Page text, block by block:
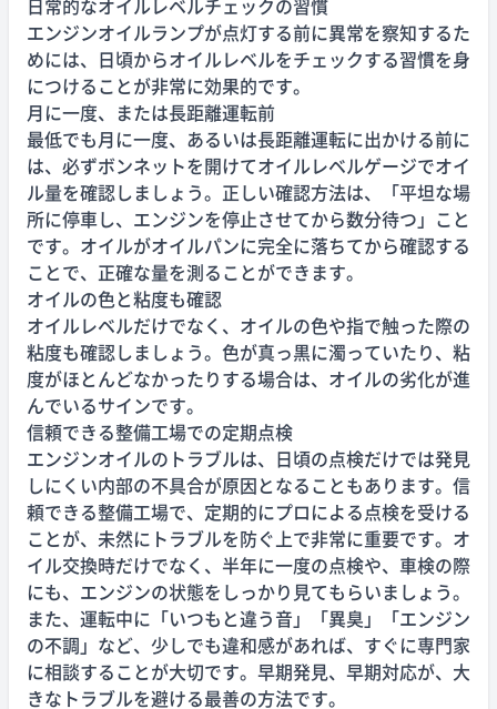
エンジンオイルランプが点灯する前に異常を察知するた
めには、日頃からオイルレベルをチェックする習慣を身
につけることが非常に効果的です。
月に一度、または長距離運転前
最低でも月に一度、あるいは長距離運転に出かける前に
は、必ずボンネットを開けてオイルレベルゲージでオイ
ル量を確認しましょう。正しい確認方法は、「平坦な場
所に停車し、エンジンを停止させてから数分待つ」こと
です。オイルがオイルパンに完全に落ちてから確認する
ことで、正確な量を測ることができます。
オイルの色と粘度も確認
オイルレベルだけでなく、オイルの色や指で触った際の
粘度も確認しましょう。色が真っ黒に濁っていたり、粘
度がほとんどなかったりする場合は、オイルの劣化が進
んでいるサインです。
信頼できる整備工場での定期点検
エンジンオイルのトラブルは、日頃の点検だけでは発見
しにくい内部の不具合が原因となることもあります。信
頼できる整備工場で、定期的にプロによる点検を受ける
ことが、未然にトラブルを防ぐ上で非常に重要です。オ
イル交換時だけでなく、半年に一度の点検や、車検の際
にも、エンジンの状態をしっかり見てもらいましょう。
また、運転中に「いつもと違う音」「異臭」「エンジン
の不調」など、少しでも違和感があれば、すぐに専門家
に相談することが大切です。早期発見、早期対応が、大
きなトラブルを避ける最善の方法です。